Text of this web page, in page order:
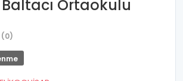
Ortaokulu
(0)